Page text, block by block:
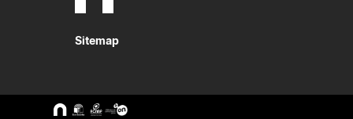
Sitemap